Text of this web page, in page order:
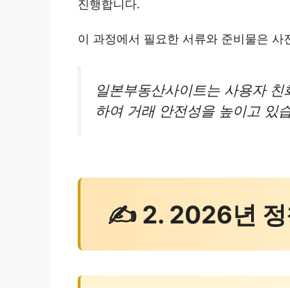
진행합니다.
이 과정에서 필요한 서류와 준비물은
일본부동산사이트는 사용자
하여 거래 안전성을 높이고
✍ 2. 2026년 정